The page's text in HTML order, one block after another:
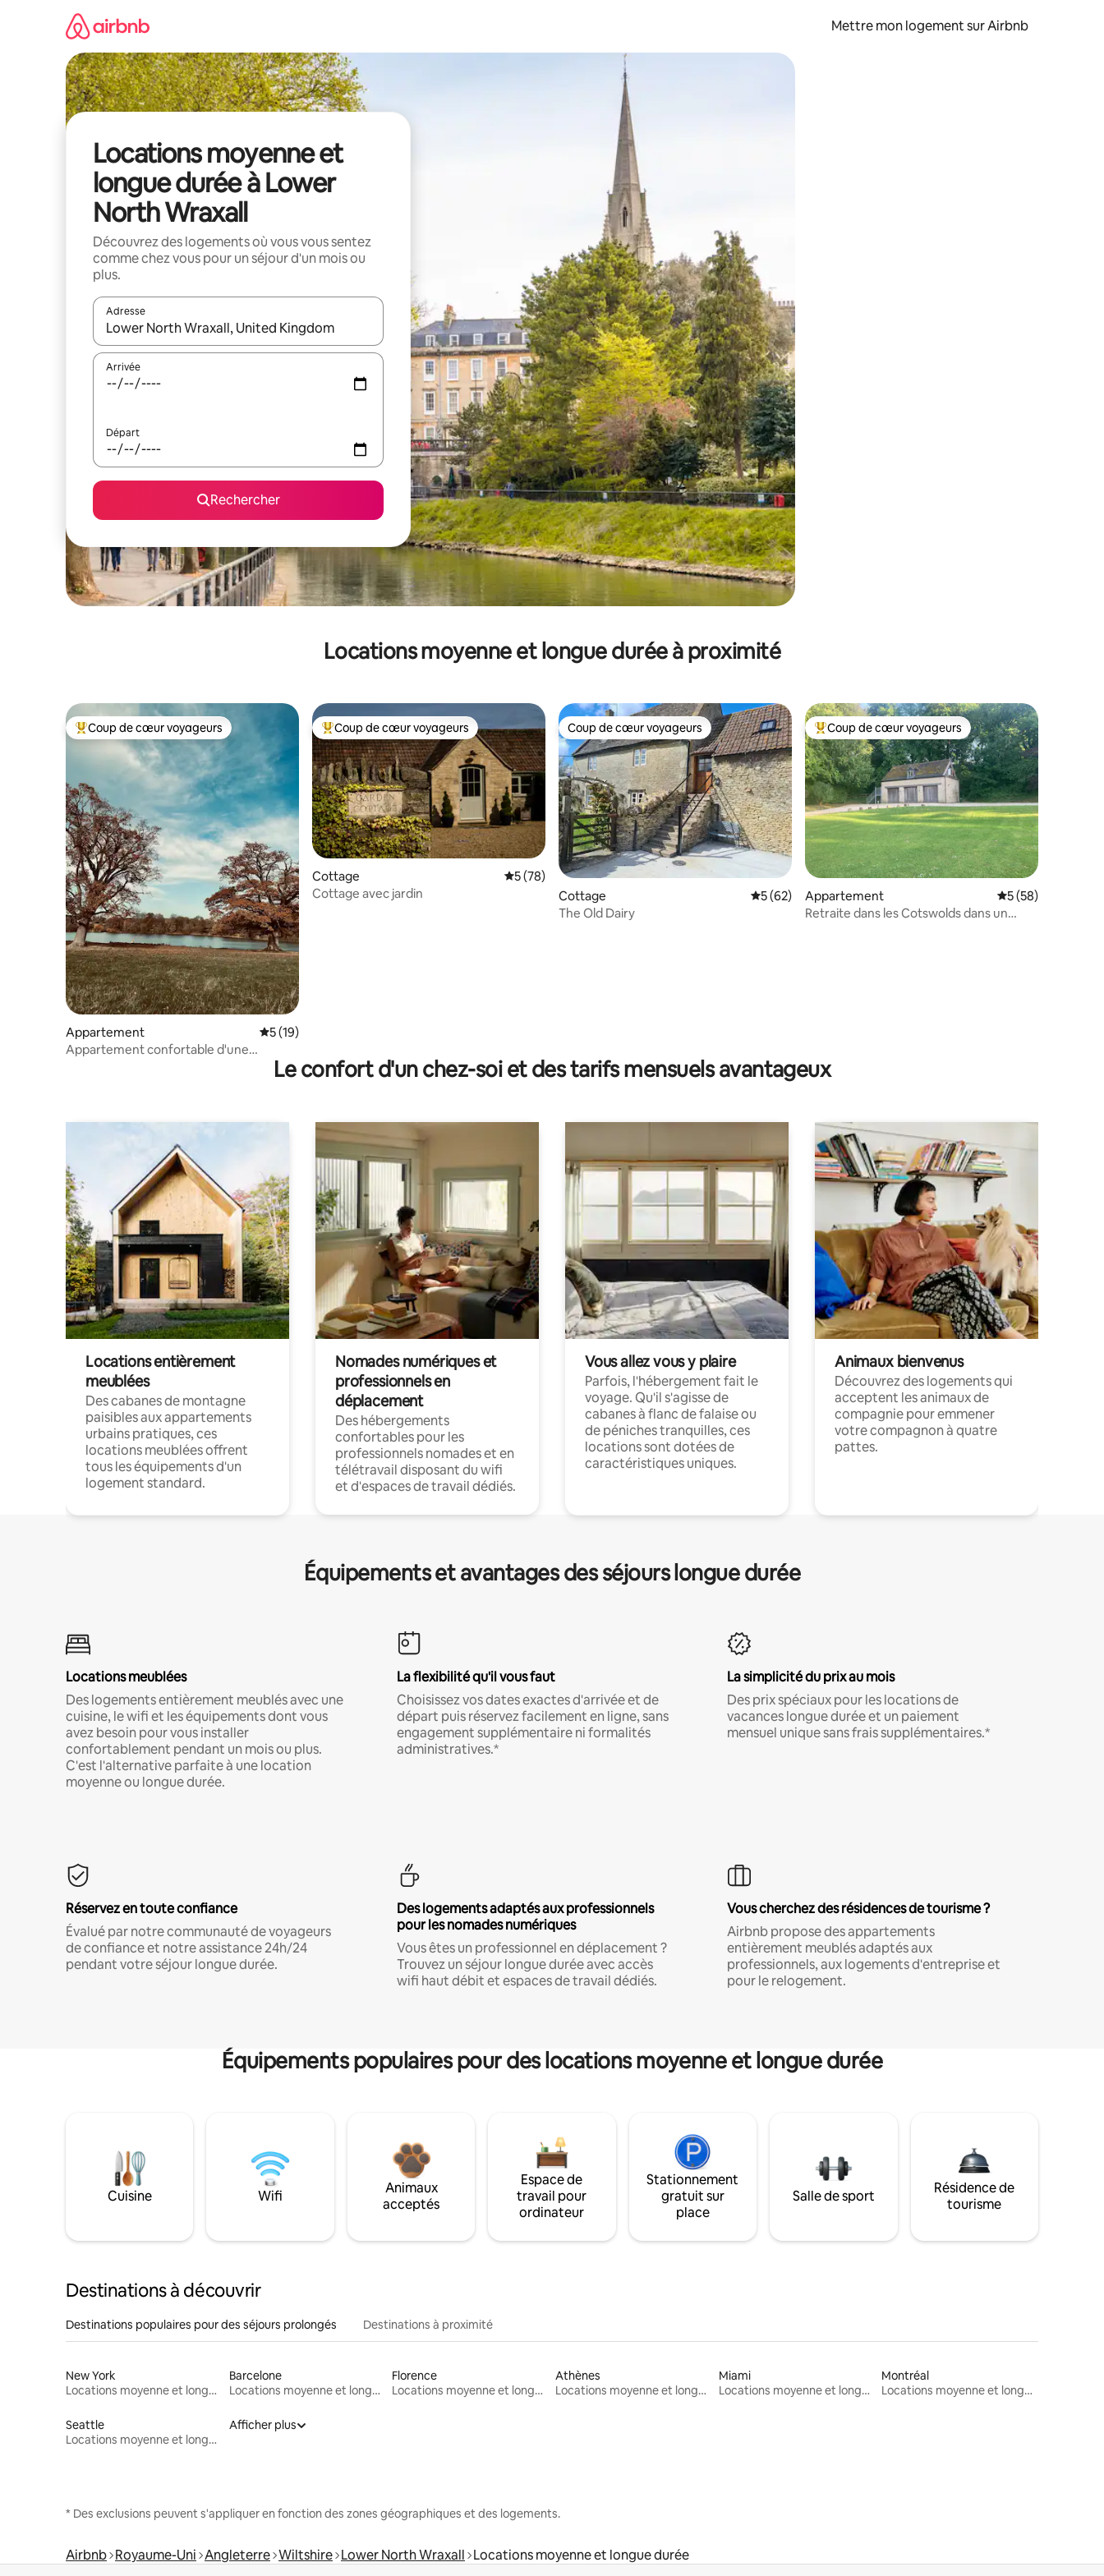
Mettre mon logement sur Airbnb
Locations moyenne et
longue durée à Lower
North Wraxall
Découvrez des logements où vous vous sentez
comme chez vous pour un séjour d'un mois ou
plus.
Adresse
Lorsque les résultats s'affichent, utilisez les flèches vers le haut et vers le bas pour les parcourir ou en appuyant et en faisant glisser.
Arrivée
Départ
Rechercher
Locations moyenne et longue durée à proximité
Coups de cœur voyageurs les plus appréciés
Coup de cœur voyageurs
Appartement Évaluation moyenne sur la base de 19 commentaires : 5 sur 5
5 (19)
Appartement confortable d'une
Coups de cœur voyageurs les plus appréciés
Coup de cœur voyageurs
Cottage Évaluation moyenne sur la base de 78 commentaires : 5 sur 5
5 (78)
Cottage avec jardin
Coup de cœur voyageurs
Coup de cœur voyageurs
Cottage Évaluation moyenne sur la base de 62 commentaires : 5 sur 5
5 (62)
The Old Dairy
Coups de cœur voyageurs les plus appréciés
Coup de cœur voyageurs
Appartement Évaluation
5 (58)
Retraite dans les Cotswolds dans un
Le confort d'un chez-soi et des tarifs mensuels avantageux
Locations entièrement
meublées
Des cabanes de montagne
paisibles aux appartements
urbains pratiques, ces
locations meublées offrent
tous les équipements d'un
logement standard.
Nomades numériques et
professionnels en
déplacement
Des hébergements
confortables pour les
professionnels nomades et en
télétravail disposant du wifi
et d'espaces de travail dédiés.
Vous allez vous y plaire
Parfois, l'hébergement fait le
voyage. Qu'il s'agisse de
cabanes à flanc de falaise ou
de péniches tranquilles, ces
locations sont dotées de
caractéristiques uniques.
Animaux bienvenus
Découvrez des logements qui
acceptent les animaux de
compagnie pour emmener
votre compagnon à quatre
pattes.
Équipements et avantages des séjours longue durée
Locations meublées
Des logements entièrement meublés avec une
cuisine, le wifi et les équipements dont vous
avez besoin pour vous installer
confortablement pendant un mois ou plus.
C'est l'alternative parfaite à une location
moyenne ou longue durée.
La flexibilité qu'il vous faut
Choisissez vos dates exactes d'arrivée et de
départ puis réservez facilement en ligne, sans
engagement supplémentaire ni formalités
administratives.*
La simplicité du prix au mois
Des prix spéciaux pour les locations de
vacances longue durée et un paiement
mensuel unique sans frais supplémentaires.*
Réservez en toute confiance
Évalué par notre communauté de voyageurs
de confiance et notre assistance 24h/24
pendant votre séjour longue durée.
Des logements adaptés aux professionnels
pour les nomades numériques
Vous êtes un professionnel en déplacement ?
Trouvez un séjour longue durée avec accès
wifi haut débit et espaces de travail dédiés.
Vous cherchez des résidences de tourisme ?
Airbnb propose des appartements
entièrement meublés adaptés aux
professionnels, aux logements d'entreprise et
pour le relogement.
Équipements populaires pour des locations moyenne et longue durée
Cuisine Wifi
Animaux
acceptés
Espace de
travail pour
ordinateur
Stationnement
gratuit sur
place
Salle de sport
Résidence de
tourisme
Destinations à découvrir
Destinations populaires pour des séjours prolongés Destinations à proximité
New York
Locations moyenne et longue durée
Barcelone
Locations moyenne et longue durée
Florence
Locations moyenne et longue durée
Athènes
Locations moyenne et longue durée
Miami
Locations moyenne et longue durée
Montréal
Locations moyenne et longue durée
Seattle
Locations moyenne et longue durée
Afficher plus
* Des exclusions peuvent s'appliquer en fonction des zones géographiques et des logements.
Airbnb Royaume-Uni Angleterre Wiltshire Lower North Wraxall Locations moyenne et longue durée